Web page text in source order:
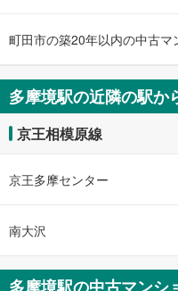
・
件
を
マ
イ
ー
に
す
町田市の築20年以内の中古マ
多摩境駅の近隣の駅か
京王相模原線
京王多摩センター
南大沢
多摩境駅の中古マンシ